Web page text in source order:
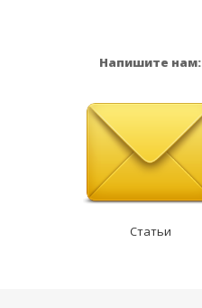
Напишите нам:
Статьи